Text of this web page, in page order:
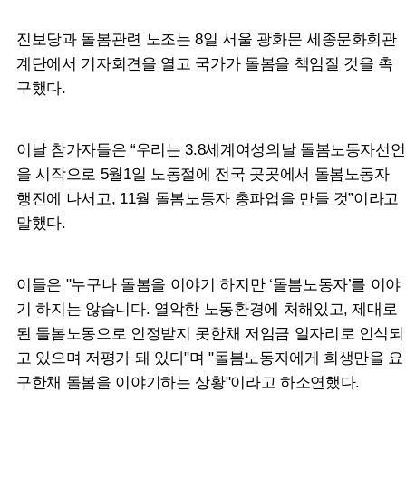
진보당과 돌봄관련 노조는 8일 서울 광화문 세종문화회관
계단에서 기자회견을 열고 국가가 돌봄을 책임질 것을 촉
구했다.
이날 참가자들은 “우리는 3.8세계여성의날 돌봄노동자선언
을 시작으로 5월1일 노동절에 전국 곳곳에서 돌봄노동자
행진에 나서고, 11월 돌봄노동자 총파업을 만들 것”이라고
말했다.
이들은 "누구나 돌봄을 이야기 하지만 ‘돌봄노동자’를 이야
기 하지는 않습니다. 열악한 노동환경에 처해있고, 제대로
된 돌봄노동으로 인정받지 못한채 저임금 일자리로 인식되
고 있으며 저평가 돼 있다"며 "돌봄노동자에게 희생만을 요
구한채 돌봄을 이야기하는 상황"이라고 하소연했다.